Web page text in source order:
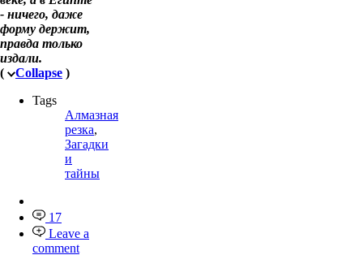
- ничего, даже
форму держит,
правда только
издали.
(
Collapse )
Tags
Алмазная
резка,
Загадки
и
тайны
17
Leave a
comment